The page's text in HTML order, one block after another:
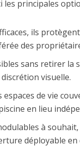
les principales
ils
des
sans retirer
visuelle.
espaces de vie
en lieu
à
déployable en